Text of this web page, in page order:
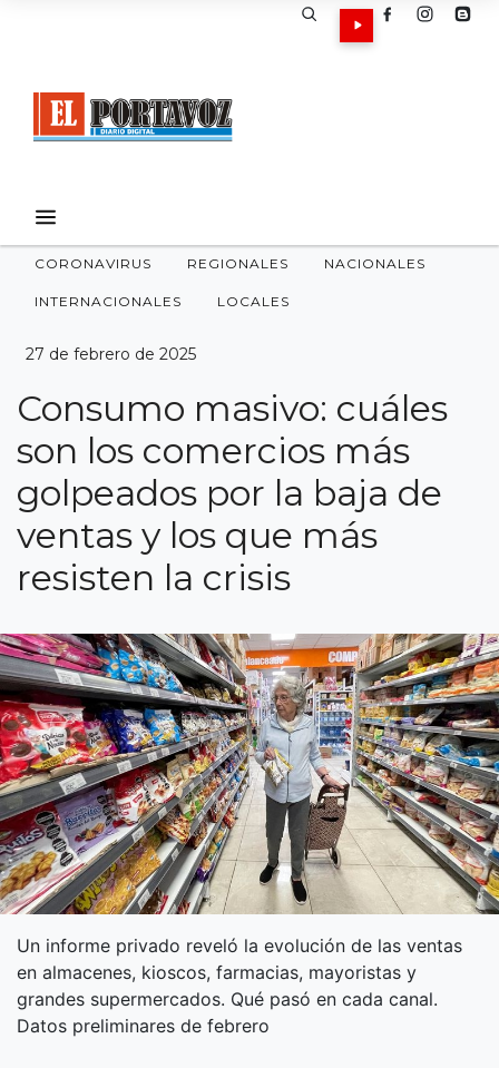
CORONAVIRUS REGIONALES NACIONALES
INTERNACIONALES LOCALES
27 de febrero de 2025
Consumo masivo: cuáles
son los comercios más
golpeados por la baja de
ventas y los que más
resisten la crisis
Un informe privado reveló la evolución de las ventas
en almacenes, kioscos, farmacias, mayoristas y
grandes supermercados. Qué pasó en cada canal.
Datos preliminares de febrero